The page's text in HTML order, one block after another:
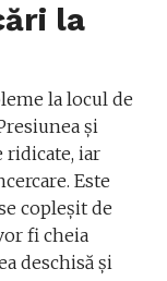
la
la locul de
și
ridicate, iar
Este
copleșit de
fi cheia
deschisă și